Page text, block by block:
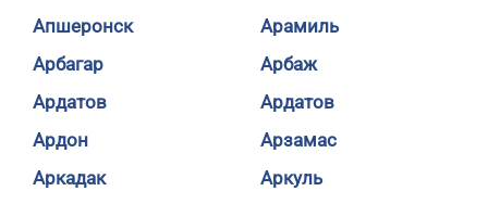
Апшеронск
Арамиль
Арбагар
Арбаж
Ардатов
Ардатов
Ардон
Арзамас
Аркадак
Аркуль